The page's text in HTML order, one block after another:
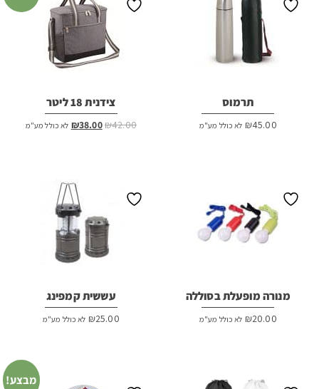
תרמוס
₪45.00 לא כולל מע"מ
צידנית 18 ליטר
₪42.00
המחיר₪38.00 המחיר
לא כולל מע"מ
מנורה מופעלת בסוללה
₪20.00 לא כולל מע"מ
עששית קמפינג
₪25.00 לא כולל מע"מ
מבצע!